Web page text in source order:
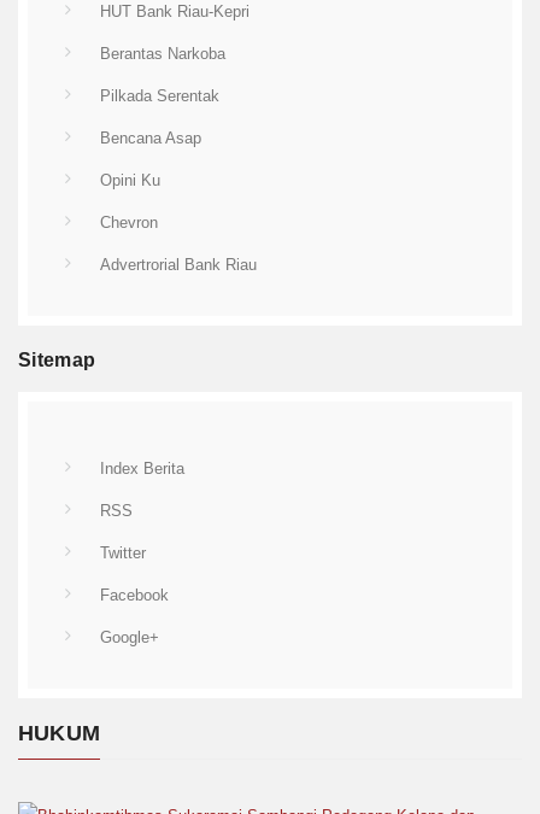
HUT Bank Riau-Kepri
Berantas Narkoba
Pilkada Serentak
Bencana Asap
Opini Ku
Chevron
Advertrorial Bank Riau
Sitemap
Index Berita
RSS
Twitter
Facebook
Google+
HUKUM